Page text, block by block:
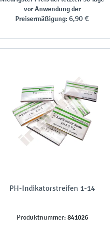
vor Anwendung der
Preisermäßigung:6,90 €
PH-Indikatorstreifen 1-14
Produktnummer: 841026